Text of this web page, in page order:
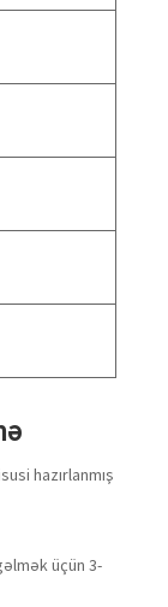
hazırlanmış
üçün 3-